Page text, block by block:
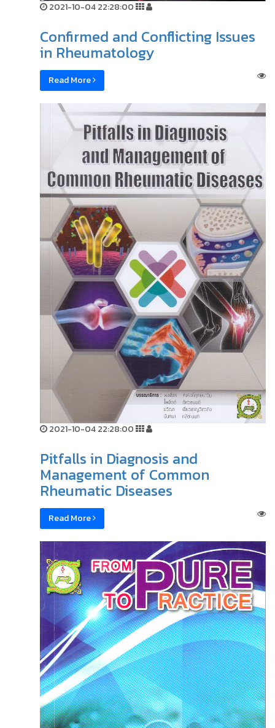
2021-10-04 22:28:00
Confirmed and Conflicting Issues
in Rheumatology
Read More
2021-10-04 22:28:00
Pitfalls in Diagnosis and
Management of Common
Rheumatic Diseases
Read More